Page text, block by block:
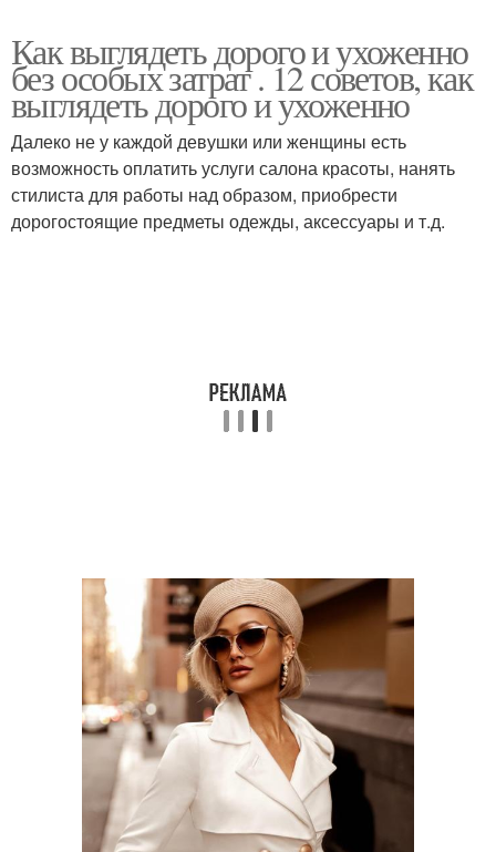
Как выглядеть дорого и ухоженно
без особых затрат . 12 советов, как
выглядеть дорого и ухоженно
Далеко не у каждой девушки или женщины есть
возможность оплатить услуги салона красоты, нанять
стилиста для работы над образом, приобрести
дорогостоящие предметы одежды, аксессуары и т.д.